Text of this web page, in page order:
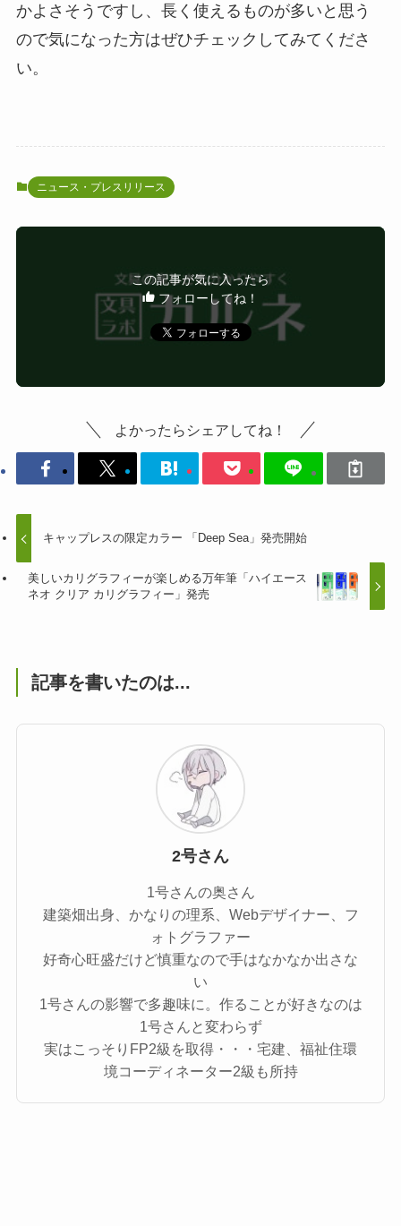
かよさそうですし、長く使えるものが多いと思う
ので気になった方はぜひチェックしてみてくださ
い。
ニュース・プレスリリース
この記事が気に入ったら
フォローしてね！
よかったらシェアしてね！
キャップレスの限定カラー 「Deep Sea」発売開始
美しいカリグラフィーが楽しめる万年筆「ハイエース
ネオ クリア カリグラフィー」発売
記事を書いたのは...
2号さん
1号さんの奥さん
建築畑出身、かなりの理系、Webデザイナー、フ
ォトグラファー
好奇心旺盛だけど慎重なので手はなかなか出さな
い
1号さんの影響で多趣味に。作ることが好きなのは
1号さんと変わらず
実はこっそりFP2級を取得・・・宅建、福祉住環
境コーディネーター2級も所持